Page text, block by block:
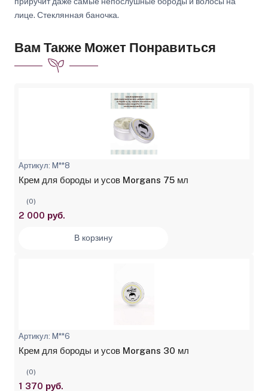
лице. Стеклянная баночка.
Вам Также Может Понравиться
Артикул: M**8
Крем для бороды и усов Morgans 75 мл
(0)
2 000 руб.
В корзину
Артикул: M**6
Крем для бороды и усов Morgans 30 мл
(0)
1 370 руб.